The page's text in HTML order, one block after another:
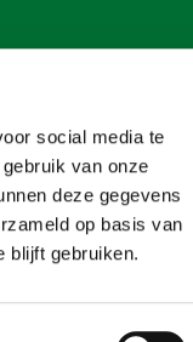
social media te
van onze
deze gegevens
op basis van
blijft gebruiken.